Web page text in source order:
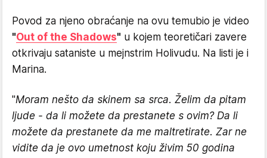
Povod za njeno obraćanje na ovu temubio je video
"Out of the Shadows" u kojem teoretičari zavere
otkrivaju sataniste u mejnstrim Holivudu. Na listi je i
Marina.
"Moram nešto da skinem sa srca. Želim da pitam
ljude - da li možete da prestanete s ovim? Da li
možete da prestanete da me maltretirate. Zar ne
vidite da je ovo umetnost koju živim 50 godina